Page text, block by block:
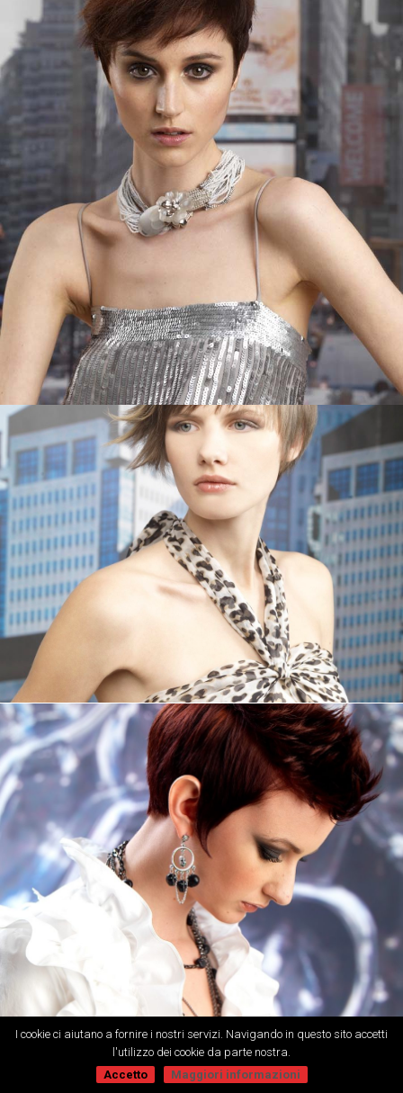
I cookie ci aiutano a fornire i nostri servizi. Navigando in questo sito accetti
l'utilizzo dei cookie da parte nostra.
Accetto
Maggiori informazioni